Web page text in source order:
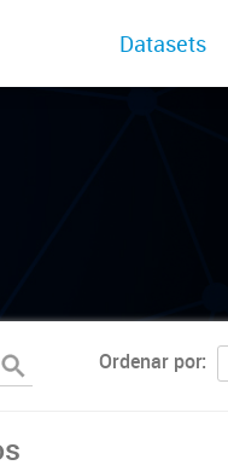
Datasets
Ordenar por